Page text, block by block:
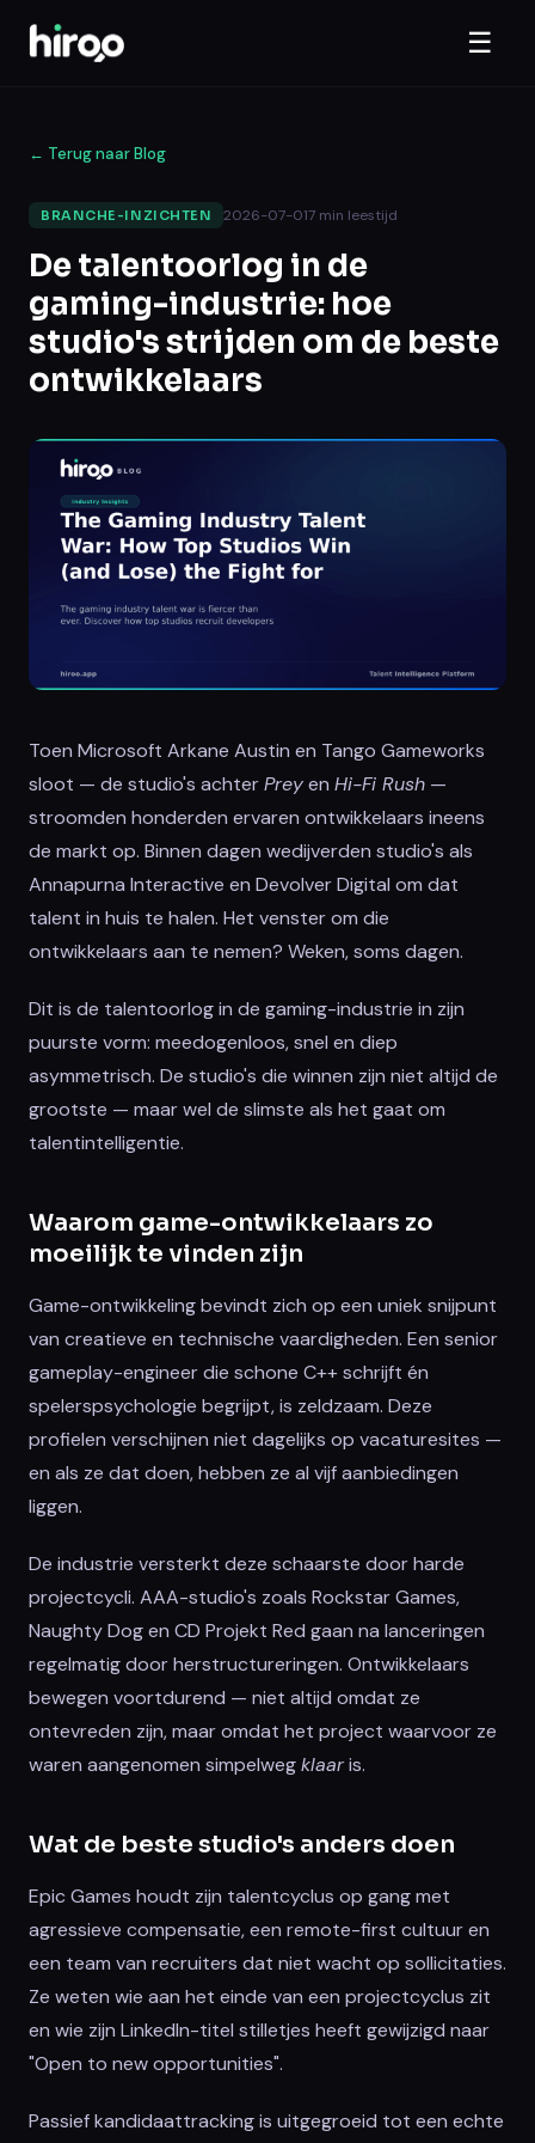
☰
← Terug naar Blog
BRANCHE-INZICHTEN 2026-07-017 min leestijd
De talentoorlog in de
gaming-industrie: hoe
studio's strijden om de beste
ontwikkelaars
Toen Microsoft Arkane Austin en Tango Gameworks
sloot — de studio's achterPreyen Hi-Fi Rush —
stroomden honderden ervaren ontwikkelaars ineens
de markt op. Binnen dagen wedijverden studio's als
Annapurna Interactive en Devolver Digital om dat
talent in huis te halen. Het venster om die
ontwikkelaars aan te nemen? Weken, soms dagen.
Dit is de talentoorlog in de gaming-industrie in zijn
puurste vorm: meedogenloos, snel en diep
asymmetrisch. De studio's die winnen zijn niet altijd de
grootste — maar wel de slimste als het gaat om
talentintelligentie.
Waarom game-ontwikkelaars zo
moeilijk te vinden zijn
Game-ontwikkeling bevindt zich op een uniek snijpunt
van creatieve en technische vaardigheden. Een senior
gameplay-engineer die schone C++ schrijft én
spelerspsychologie begrijpt, is zeldzaam. Deze
profielen verschijnen niet dagelijks op vacaturesites —
en als ze dat doen, hebben ze al vijf aanbiedingen
liggen.
De industrie versterkt deze schaarste door harde
projectcycli. AAA-studio's zoals Rockstar Games,
Naughty Dog en CD Projekt Red gaan na lanceringen
regelmatig door herstructureringen. Ontwikkelaars
bewegen voortdurend — niet altijd omdat ze
ontevreden zijn, maar omdat het project waarvoor ze
waren aangenomen simpelwegklaaris.
Wat de beste studio's anders doen
Epic Games houdt zijn talentcyclus op gang met
agressieve compensatie, een remote-first cultuur en
een team van recruiters dat niet wacht op sollicitaties.
Ze weten wie aan het einde van een projectcyclus zit
en wie zijn LinkedIn-titel stilletjes heeft gewijzigd naar
"Open to new opportunities".
Passief kandidaattracking is uitgegroeid tot een echte